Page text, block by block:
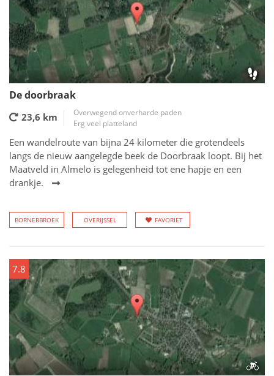
De doorbraak
23,6 km
Overwegend onverharde paden
Erg veel platteland
Een wandelroute van bijna 24 kilometer die grotendeels
langs de nieuw aangelegde beek de Doorbraak loopt. Bij het
Maatveld in Almelo is gelegenheid tot ene hapje en een
drankje.
BORNERBROEK OVERIJSSEL FAVORIET
7.8